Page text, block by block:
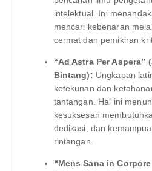
intelektual. Ini
mencari kebenaran
cermat dan pemikiran
“Ad Astra Per Aspera”
Bintang): Ungkapan
ketekunan dan
tantangan. Hal ini
kesuksesan
dedikasi, dan
rintangan.
“Mens Sana in